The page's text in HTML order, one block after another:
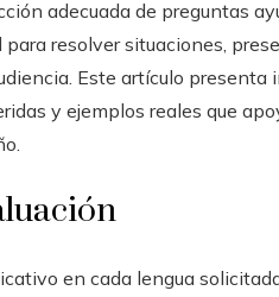
adecuada de preguntas
resolver situaciones,
Este artículo presenta
y ejemplos reales que
en cada lengua